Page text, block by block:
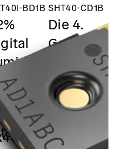
BD1B
/
I2C
SHT40-CD1B
Die 4.
Generation